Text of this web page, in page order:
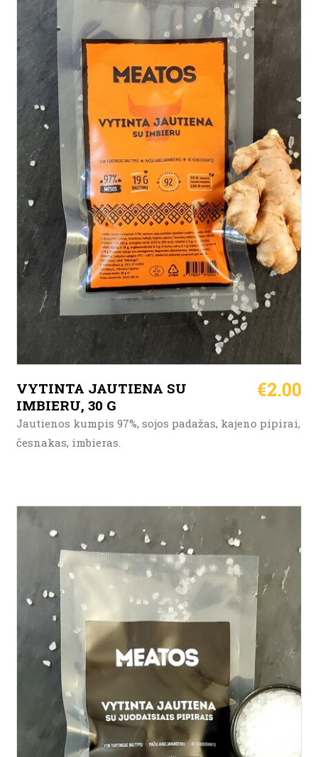
VYTINTA JAUTIENA SU
IMBIERU, 30 G
€2.00
Jautienos kumpis 97%, sojos padažas, kajeno pipirai,
česnakas, imbieras.
Į KREPŠELĮ